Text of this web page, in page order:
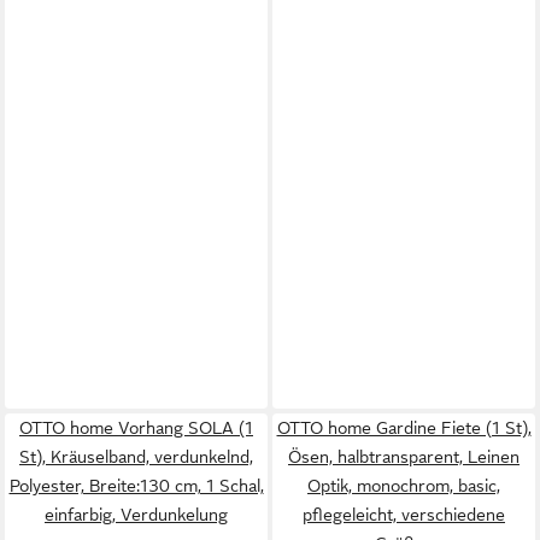
OTTO home Vorhang SOLA (1
St), Kräuselband, verdunkelnd,
Polyester, Breite:130 cm, 1 Schal,
einfarbig, Verdunkelung
OTTO home Gardine Fiete (1 St),
Ösen, halbtransparent, Leinen
Optik, monochrom, basic,
pflegeleicht, verschiedene